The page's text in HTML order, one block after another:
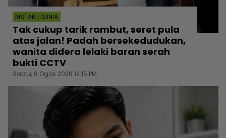
MSTAR | DUNIA
Tak cukup tarik rambut, seret pula
atas jalan! Padah bersekedudukan,
wanita didera lelaki baran serah
bukti CCTV
Sabtu, 8 Ogos 2026 12:15 PM